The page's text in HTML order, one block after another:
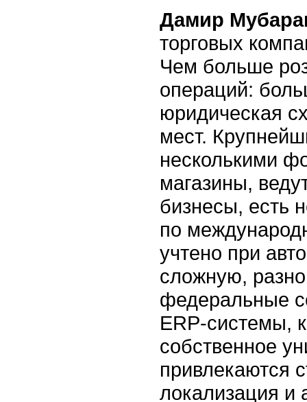
Дамир
торговых
Чем больше
операций:
юридическая
мест.
несколькими
магазины,
бизнесы, есть
по
учтено при
сложную,
федеральные
ERP-системы,
собственное
привлекаются
локализация и